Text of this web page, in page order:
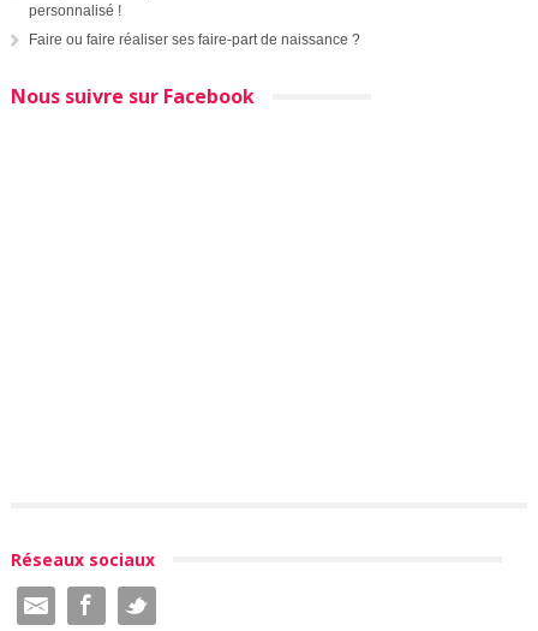
personnalisé !
Faire ou faire réaliser ses faire-part de naissance ?
Nous suivre sur Facebook
Réseaux sociaux